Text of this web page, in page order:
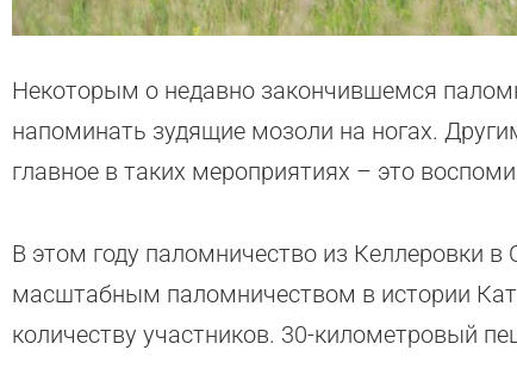
Некоторым о недавно закончившемся
напоминать зудящие мозоли на ногах.
главное в таких мероприятиях – это
В этом году паломничество из Келлеровки
масштабным паломничеством в истории
количеству участников. 30-километровый